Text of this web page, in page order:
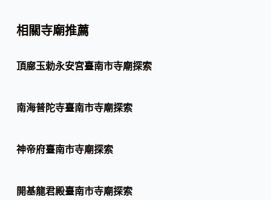
相關寺廟推薦
頂廍玉勅永安宮臺南市寺廟探索
南海普陀寺臺南市寺廟探索
神帝府臺南市寺廟探索
開基龍君殿臺南市寺廟探索